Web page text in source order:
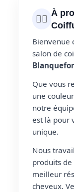
💇‍♀️ À
Bienvenue
salon de
Que vous
une
notre
est là pour
unique.
Nous
produits
meilleur
cheveux.